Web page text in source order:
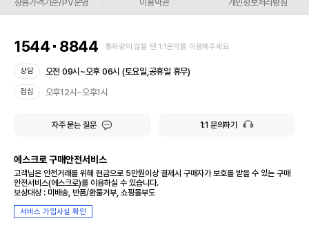
상품가격기준/PV운영 이용약관 개인정보처리방침
1544 8844 통화량이 많을 땐 1:1문의를 이용해주세요
상담 오전 09시~오후 06시 (토요일,공휴일 휴무)
점심 오후12시~오후1시
자주 묻는 질문 1:1 문의하기
에스크로 구매안전서비스
고객님은 안전거래를 위해 현금으로 5만원이상 결제시 구매자가 보호를 받을 수 있는 구매
안전서비스(에스크로)를 이용하실 수 있습니다.
보상대상 : 미배송, 반품/환불거부, 쇼핑몰부도
서비스 가입사실 확인